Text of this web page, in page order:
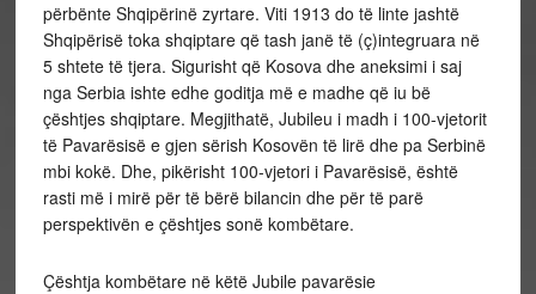
përbënte Shqipërinë zyrtare. Viti 1913 do të linte jashtë
Shqipërisë toka shqiptare që tash janë të (ç)integruara në
5 shtete të tjera. Sigurisht që Kosova dhe aneksimi i saj
nga Serbia ishte edhe goditja më e madhe që iu bë
çështjes shqiptare. Megjithatë, Jubileu i madh i 100-vjetorit
të Pavarësisë e gjen sërish Kosovën të lirë dhe pa Serbinë
mbi kokë. Dhe, pikërisht 100-vjetori i Pavarësisë, është
rasti më i mirë për të bërë bilancin dhe për të parë
perspektivën e çështjes sonë kombëtare.
Çështja kombëtare në këtë Jubile pavarësie